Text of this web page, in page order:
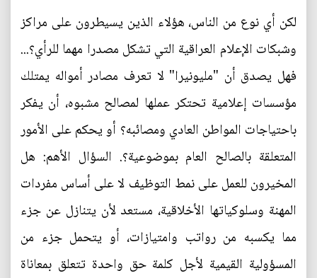
لكن أي نوع من الناس، هؤلاء الذين يسيطرون على مراكز
وشبكات الإعلام العراقية التي تشكل مصدرا مهما للرأي؟...
فهل يصدق أن "مليونيرا" لا تعرف مصادر أمواله يمتلك
مؤسسات إعلامية تحتكر عملها لمصالح مشبوه، أن يفكر
باحتياجات المواطن العادي ومصائبه؟ أو يحكم على الأمور
المتعلقة بالصالح العام بموضوعية؟. السؤال الأهم: هل
المخيرون للعمل على نمط التوظيف لا على أساس مفردات
المهنة وسلوكياتها الأخلاقية، مستعد لأن يتنازل عن جزء
مما يكسبه من رواتب وامتيازات، أو يتحمل جزء من
المسؤولية القيمية لأجل كلمة حق واحدة تتعلق بمعاناة